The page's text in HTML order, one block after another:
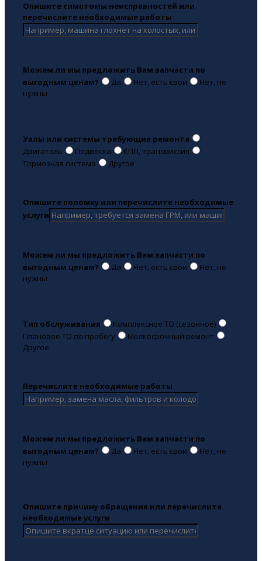
Опишите симптомы неисправностей или
перечислите необходимые работы
Можем ли мы предложить Вам запчасти по
выгодным ценам?
Да Нет, есть свои
Нет, не
нужны
Узлы или системы требующие ремонта
Двигатель
Подвеска
КПП, трансмиссия
Тормозная система
Другое
Опишите поломку или перечислите необходимые
услуги
Можем ли мы предложить Вам запчасти по
выгодным ценам?
Да Нет, есть свои
Нет, не
нужны
Тип обслуживания
Комплексное ТО (сезонное)
Плановое ТО по пробегу
Мелкосрочный ремонт
Другое
Перечислите необходимые работы
Можем ли мы предложить Вам запчасти по
выгодным ценам?
Да Нет, есть свои
Нет, не
нужны
Опишите причину обращения или перечислите
необходимые услуги